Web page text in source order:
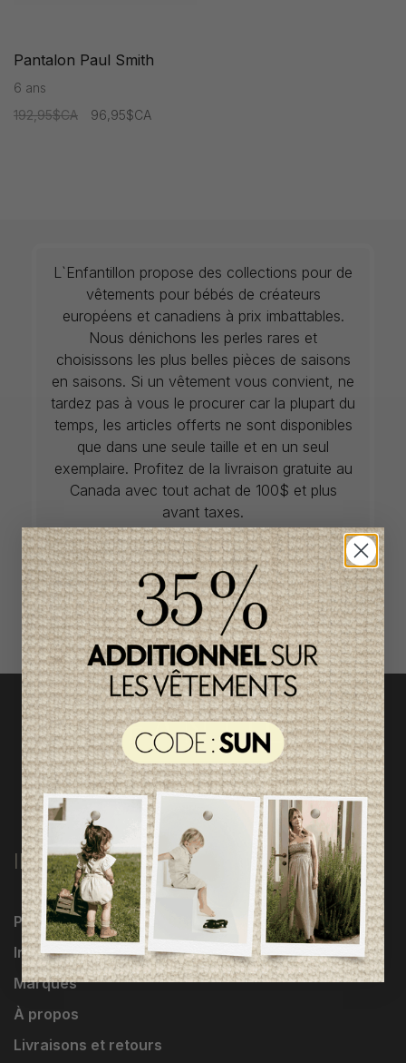
Pantalon Paul Smith
6 ans
192,95$CA
96,95$CA
L`Enfantillon propose des collections pour de
vêtements pour bébés de créateurs
européens et canadiens à prix imbattables.
Nous dénichons les perles rares et
choisissons les plus belles pièces de saisons
en saisons. Si un vêtement vous convient, ne
tardez pas à vous le procurer car la plupart du
temps, les articles offerts ne sont disponibles
que dans une seule taille et en un seul
exemplaire. Profitez de la livraison gratuite au
Canada avec tout achat de 100$ et plus
avant taxes.
ACCÈS RAPIDE
magasinez par catégorie
INFORMATIONS
Programme Loyauté
Influenceuses
Marques
À propos
Livraisons et retours